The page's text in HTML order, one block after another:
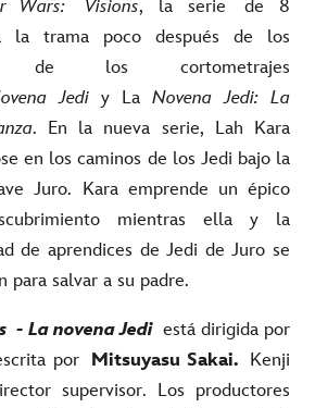
Wars: Visions, la serie de 8
la trama poco después de los
de los cortometrajes
Jedi y La Novena Jedi: La
. En la nueva serie, Lah Kara
en los caminos de los Jedi bajo la
Juro. Kara emprende un épico
mientras ella y la
de aprendices de Jedi de Juro se
para salvar a su padre.
- La novena Jedi está dirigida por
por Mitsuyasu Sakai. Kenji
supervisor. Los productores